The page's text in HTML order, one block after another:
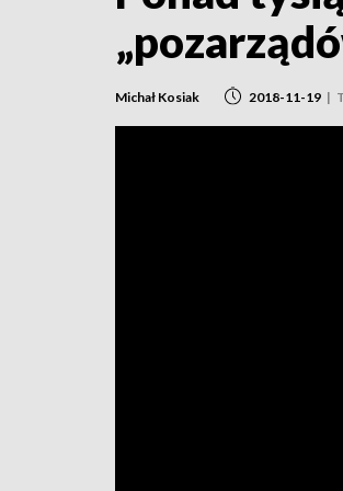
Michał Kosiak 2018-11-19 |